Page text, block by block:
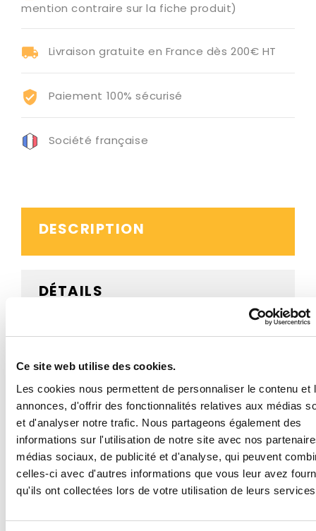
Ce site web utilise des cookies.
Les cookies nous permettent de personnaliser le contenu et
annonces, d'offrir des fonctionnalités relatives aux médias
et d'analyser notre trafic. Nous partageons également des
informations sur l'utilisation de notre site avec nos
médias sociaux, de publicité et d'analyse, qui peuvent
celles-ci avec d'autres informations que vous leur avez
qu'ils ont collectées lors de votre utilisation de leurs
mention contraire sur la fiche produit)
Livraison gratuite en France dès 200€ HT
Paiement 100% sécurisé
Société française
DESCRIPTION
DÉTAILS
BESOIN D'AIDE ?
Ce panneau routier A13b passage pour piéton est
proposé en structure acier ou aluminium, en plusieurs
de classes 1, 2 ou 3.